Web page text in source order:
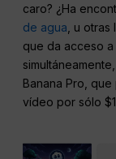
caro? ¿Ha
de agua , u
que da acceso a
Banana Pro,
vídeo por sólo